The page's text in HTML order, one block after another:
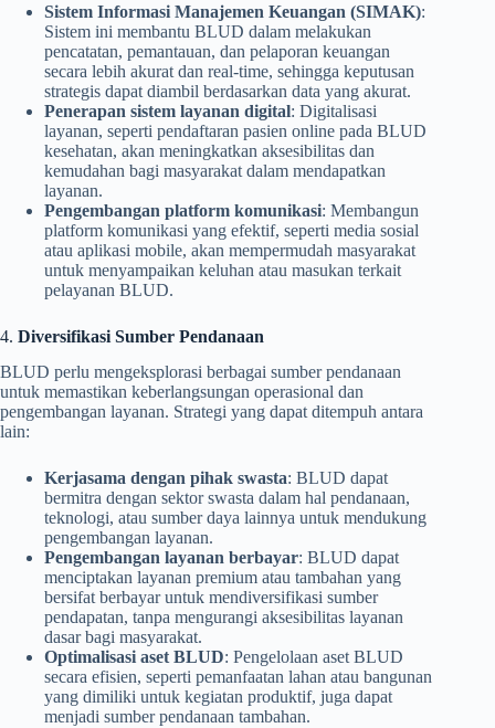
Sistem Informasi Manajemen Keuangan (SIMAK):
Sistem ini membantu BLUD dalam melakukan
pencatatan, pemantauan, dan pelaporan keuangan
secara lebih akurat dan real-time, sehingga keputusan
strategis dapat diambil berdasarkan data yang akurat.
Penerapan sistem layanan digital: Digitalisasi
layanan, seperti pendaftaran pasien online pada BLUD
kesehatan, akan meningkatkan aksesibilitas dan
kemudahan bagi masyarakat dalam mendapatkan
layanan.
Pengembangan platform komunikasi: Membangun
platform komunikasi yang efektif, seperti media sosial
atau aplikasi mobile, akan mempermudah masyarakat
untuk menyampaikan keluhan atau masukan terkait
pelayanan BLUD.
4. Diversifikasi Sumber Pendanaan
BLUD perlu mengeksplorasi berbagai sumber pendanaan
untuk memastikan keberlangsungan operasional dan
pengembangan layanan. Strategi yang dapat ditempuh antara
lain:
Kerjasama dengan pihak swasta: BLUD dapat
bermitra dengan sektor swasta dalam hal pendanaan,
teknologi, atau sumber daya lainnya untuk mendukung
pengembangan layanan.
Pengembangan layanan berbayar: BLUD dapat
menciptakan layanan premium atau tambahan yang
bersifat berbayar untuk mendiversifikasi sumber
pendapatan, tanpa mengurangi aksesibilitas layanan
dasar bagi masyarakat.
Optimalisasi aset BLUD: Pengelolaan aset BLUD
secara efisien, seperti pemanfaatan lahan atau bangunan
yang dimiliki untuk kegiatan produktif, juga dapat
menjadi sumber pendanaan tambahan.